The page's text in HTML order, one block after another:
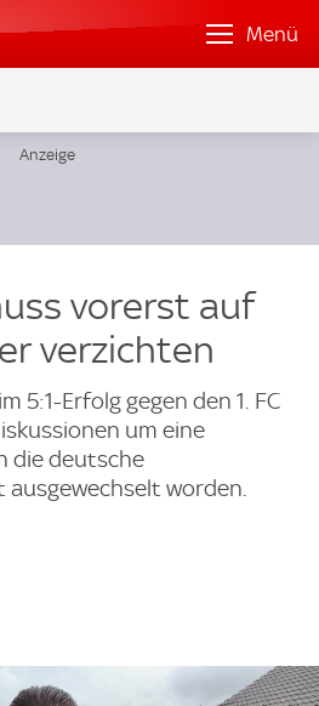
Menü
vorerst auf
verzichten
5:1-Erfolg gegen den 1. FC
um eine
die deutsche
worden.